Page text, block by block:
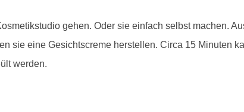
gehen. Oder sie einfach selbst machen.
sie eine Gesichtscreme herstellen. Circa 15 Minuten
werden.